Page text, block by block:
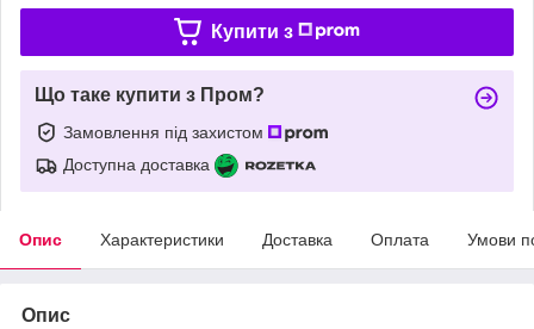
Купити з
Що таке купити з Пром?
Замовлення під захистом
Доступна доставка
Опис Характеристики Доставка Оплата Умови
Опис